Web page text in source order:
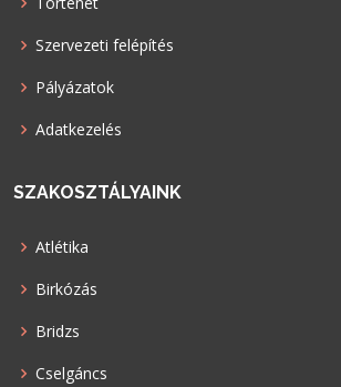
Szervezeti felépítés
Pályázatok
Adatkezelés
SZAKOSZTÁLYAINK
Atlétika
Birkózás
Bridzs
Cselgáncs